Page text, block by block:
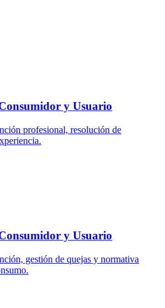
y Usuario
profesional, resolución de
y Usuario
gestión de quejas y normativa